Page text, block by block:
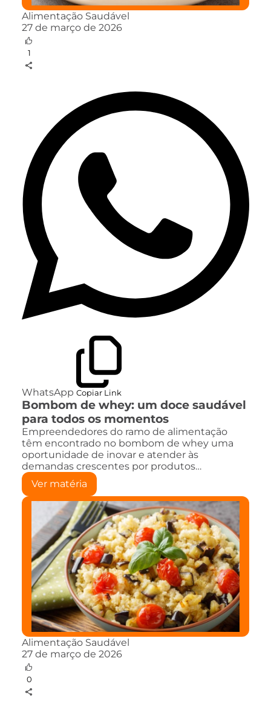
Alimentação Saudável
27 de março de 2026
1
WhatsApp Copiar Link
Bombom de whey: um doce saudável
para todos os momentos
Empreendedores do ramo de alimentação
têm encontrado no bombom de whey uma
oportunidade de inovar e atender às
demandas crescentes por produtos…
Ver matéria
Alimentação Saudável
27 de março de 2026
0